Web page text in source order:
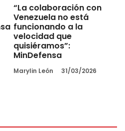
“La colaboración con
Venezuela no está
funcionando a la
velocidad que
quisiéramos”:
MinDefensa
Marylin León 31/03/2026